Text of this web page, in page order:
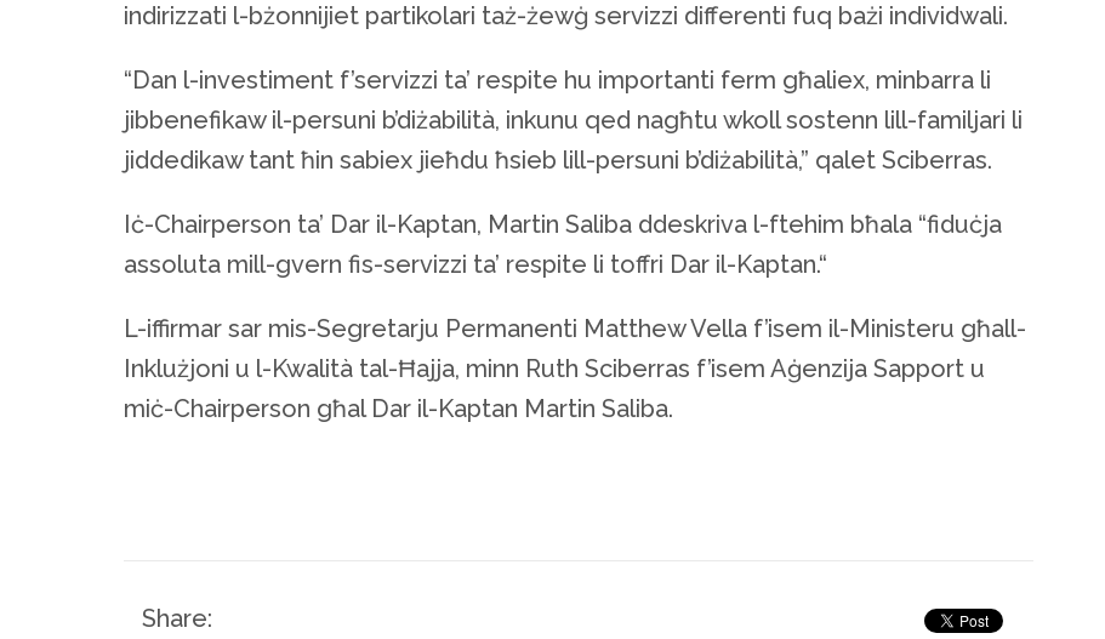
indirizzati l-bżonnijiet partikolari taż-żewġ servizzi differenti fuq bażi individwali.
“Dan l-investiment f’servizzi ta’ respite hu importanti ferm għaliex, minbarra li
jibbenefikaw il-persuni b’diżabilità, inkunu qed nagħtu wkoll sostenn lill-familjari li
jiddedikaw tant ħin sabiex jieħdu ħsieb lill-persuni b’diżabilità,” qalet Sciberras.
Iċ-Chairperson ta’ Dar il-Kaptan, Martin Saliba ddeskriva l-ftehim bħala “fiduċja
assoluta mill-gvern fis-servizzi ta’ respite li toffri Dar il-Kaptan.“
L-iffirmar sar mis-Segretarju Permanenti Matthew Vella f’isem il-Ministeru għall-
Inklużjoni u l-Kwalità tal-Ħajja, minn Ruth Sciberras f’isem Aġenzija Sapport u
miċ-Chairperson għal Dar il-Kaptan Martin Saliba.
Share: